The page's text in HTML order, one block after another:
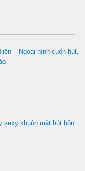
– Ngoại hình cuốn hút,
sexy khuôn mặt hút hồn